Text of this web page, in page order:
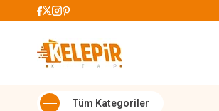
899 TL Üzeri Alışverişlerde Kargo Ücretsiz